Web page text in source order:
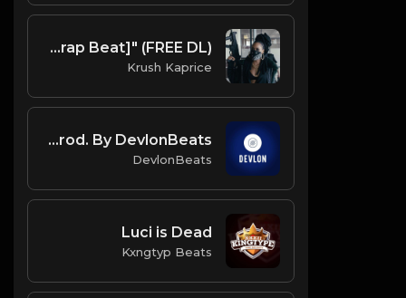
(FREE DL) "She Bout That" [Kevin Gates/Rod Wave type Trap Beat]
Krush Kaprice
The Beginning (Instrumental) Prod. By DevlonBeats
DevlonBeats
Luci is Dead
Kxngtyp Beats